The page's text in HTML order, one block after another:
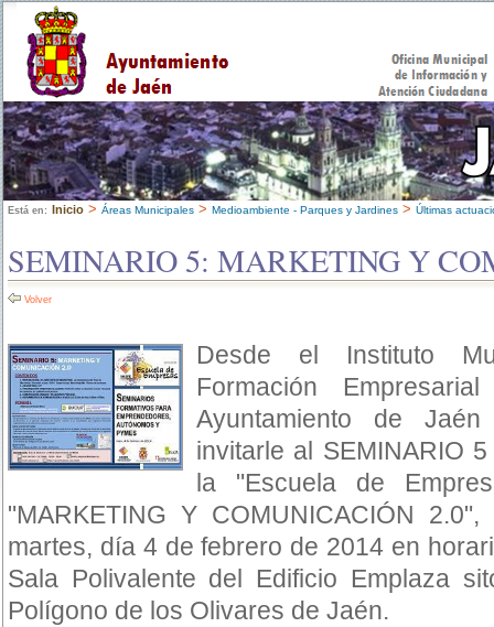
Está en: Inicio > Áreas Municipales > Medioambiente - Parques y Jardines > Últimas
SEMINARIO 5: MARKETING Y
Volver
Desde el Instituto
Formación
Ayuntamiento de
invitarle al SEMINARIO
la "Escuela de
"MARKETING Y COMUNICACIÓN
martes, día 4 de febrero de 2014 en
Sala Polivalente del Edificio Emplaza
Polígono de los Olivares de Jaén.